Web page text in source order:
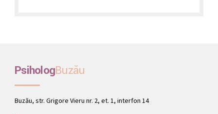
PsihologBuzău
Buzău, str. Grigore Vieru nr. 2, et. 1, interfon 14